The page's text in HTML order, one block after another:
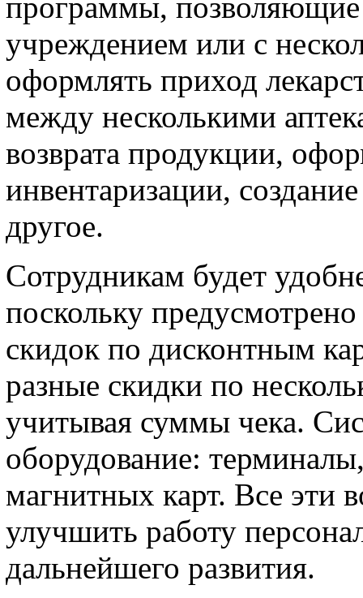
учреждением или с
оформлять приход
между несколькими
возврата продукции,
инвентаризации,
другое.
Сотрудникам будет
поскольку
скидок по дисконтным
разные скидки по
учитывая суммы чека.
оборудование:
магнитных карт. Все эти
улучшить работу
дальнейшего развития.